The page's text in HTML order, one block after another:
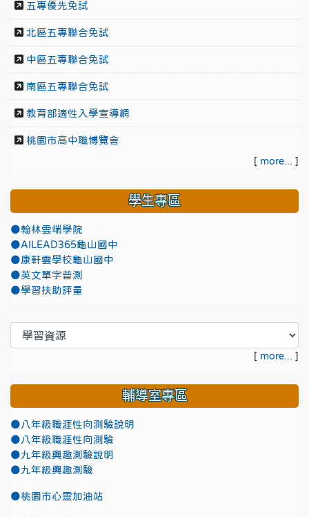
五專優先免試
北區五專聯合免試
中區五專聯合免試
南區五專聯合免試
教育部適性入學宣導網
桃園市高中職博覽會
[ more... ]
學生專區
●翰林雲端學院
●AILEAD365龜山國中
●康軒雲學校龜山國中
●英文單字普測
●學習扶助評量
[ more... ]
輔導室專區
●八年級職涯性向測驗說明
●八年級職涯性向測驗
●九年級興趣測驗說明
●九年級興趣測驗
●桃園市心靈加油站